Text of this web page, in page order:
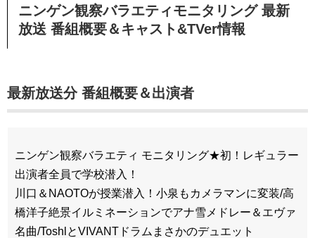
ニンゲン観察バラエティモニタリング 最新
放送 番組概要＆キャスト&TVer情報
最新放送分 番組概要＆出演者
ニンゲン観察バラエティ モニタリング★初！レギュラー
出演者全員で学校潜入！
川口＆NAOTOが授業潜入！小泉もカメラマンに変装/高
橋洋子絶景イルミネーションでアナ雪メドレー＆エヴァ
名曲/ToshlとVIVANTドラムまさかのデュエット